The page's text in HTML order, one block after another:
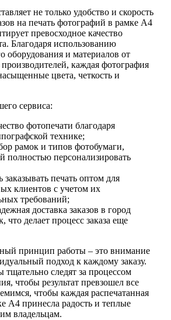
не только удобство и скорость
на печать фотографий в рамке А4
превосходное качество
Благодаря использованию
оборудования и материалов от
каждая фотография
цвета, четкость и
сервиса:
фотопечати благодаря
технике;
рамок и типов фотобумаги,
полностью персонализировать
печать оптом для
клиентов с учетом их
требований;
доставка заказов в город
что делает процесс заказа еще
принцип работы – это внимание
подход к каждому заказу.
следят за процессом
чтобы результат превзошел все
чтобы каждая распечатанная
А4 принесла радость и теплые
владельцам.